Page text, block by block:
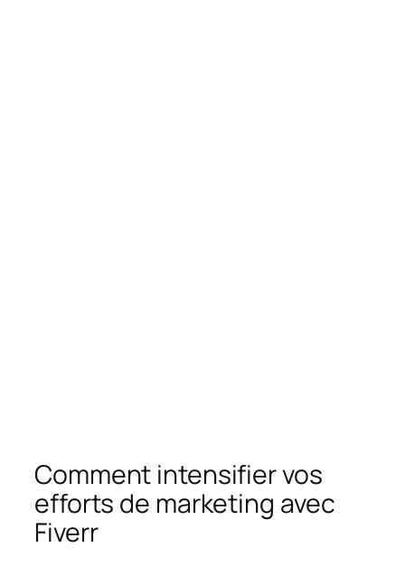
Comment intensifier vos
efforts de marketing avec
Fiverr